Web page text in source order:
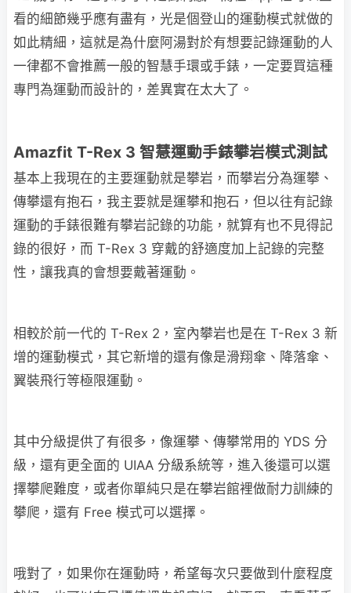
看的細節幾乎應有盡有，光是個登山的運動模式就做的
如此精細，這就是為什麼阿湯對於有想要記錄運動的人
一律都不會推薦一般的智慧手環或手錶，一定要買這種
專門為運動而設計的，差異實在太大了。
Amazfit T-Rex 3 智慧運動手錶攀岩模式測試
基本上我現在的主要運動就是攀岩，而攀岩分為運攀、
傳攀還有抱石，我主要就是運攀和抱石，但以往有記錄
運動的手錶很難有攀岩記錄的功能，就算有也不見得記
錄的很好，而 T-Rex 3 穿戴的舒適度加上記錄的完整
性，讓我真的會想要戴著運動。
相較於前一代的 T-Rex 2，室內攀岩也是在 T-Rex 3 新
增的運動模式，其它新增的還有像是滑翔傘、降落傘、
翼裝飛行等極限運動。
其中分級提供了有很多，像運攀、傳攀常用的 YDS 分
級，還有更全面的 UIAA 分級系統等，進入後還可以選
擇攀爬難度，或者你單純只是在攀岩館裡做耐力訓練的
攀爬，還有 Free 模式可以選擇。
哦對了，如果你在運動時，希望每次只要做到什麼程度